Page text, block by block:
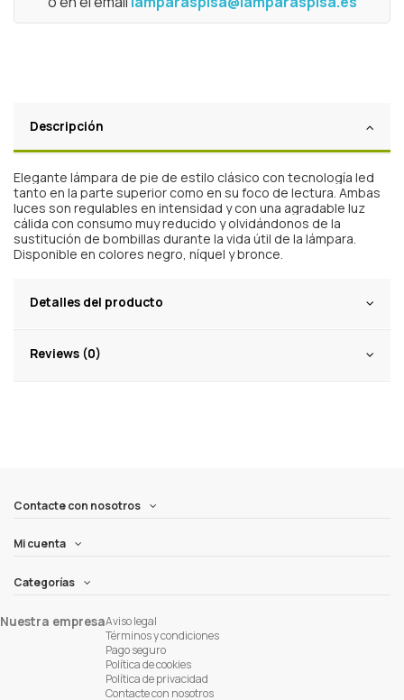
Descripción
Elegante lámpara de pie de estilo clásico con tecnología led
tanto en la parte superior como en su foco de lectura. Ambas
luces son regulables en intensidad y con una agradable luz
cálida con consumo muy reducido y olvidándonos de la
sustitución de bombillas durante la vida útil de la lámpara.
Disponible en colores negro, níquel y bronce.
Detalles del producto
Reviews (0)
Contacte con nosotros
Mi cuenta
Categorías
Nuestra empresaAviso legal
Términos y condiciones
Pago seguro
Política de cookies
Política de privacidad
Contacte con nosotros